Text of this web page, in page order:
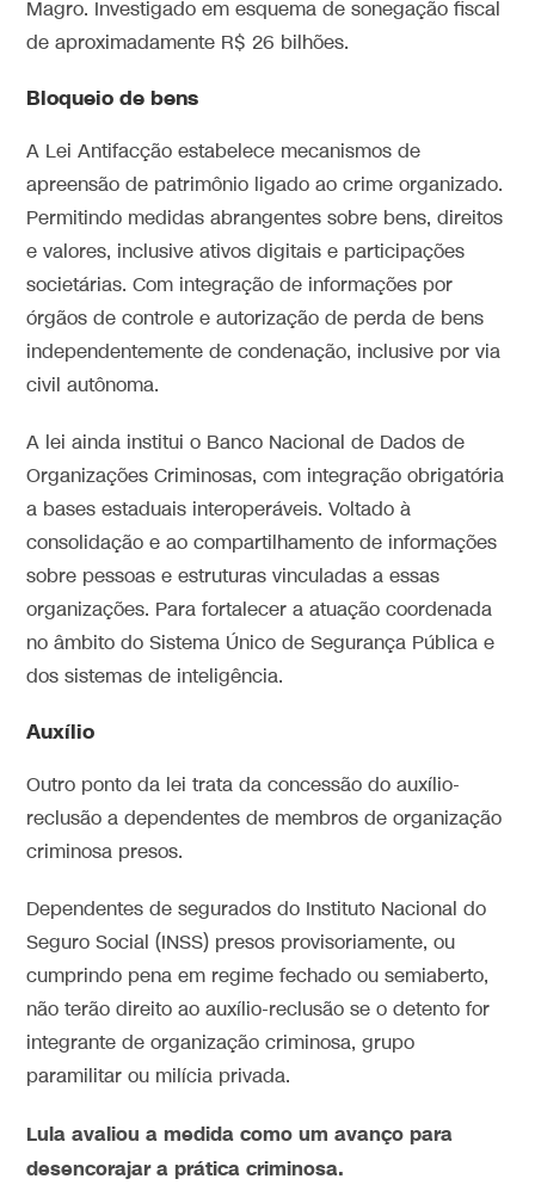
Magro. Investigado em esquema de sonegação fiscal
de aproximadamente R$ 26 bilhões.
Bloqueio de bens
A Lei Antifacção estabelece mecanismos de
apreensão de patrimônio ligado ao crime organizado.
Permitindo medidas abrangentes sobre bens, direitos
e valores, inclusive ativos digitais e participações
societárias. Com integração de informações por
órgãos de controle e autorização de perda de bens
independentemente de condenação, inclusive por via
civil autônoma.
A lei ainda institui o Banco Nacional de Dados de
Organizações Criminosas, com integração obrigatória
a bases estaduais interoperáveis. Voltado à
consolidação e ao compartilhamento de informações
sobre pessoas e estruturas vinculadas a essas
organizações. Para fortalecer a atuação coordenada
no âmbito do Sistema Único de Segurança Pública e
dos sistemas de inteligência.
Auxílio
Outro ponto da lei trata da concessão do auxílio-
reclusão a dependentes de membros de organização
criminosa presos.
Dependentes de segurados do Instituto Nacional do
Seguro Social (INSS) presos provisoriamente, ou
cumprindo pena em regime fechado ou semiaberto,
não terão direito ao auxílio-reclusão se o detento for
integrante de organização criminosa, grupo
paramilitar ou milícia privada.
Lula avaliou a medida como um avanço para
desencorajar a prática criminosa.